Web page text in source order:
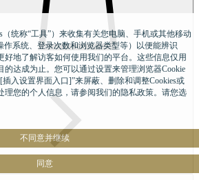
（统称“工具”）来收集有关您电脑、手机或其他移动
作系统、登录次数和浏览器类型等）以便能辨识
好地了解访客如何使用我们的平台。这些信息仅用
的达成为止。您可以通过设置来管理浏览器Cookie
入设置界面入口]”来屏蔽、删除和调整Cookies或
理您的个人信息，请参阅我们的隐私政策。请您选
不同意并继续
同意